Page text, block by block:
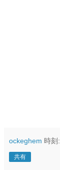
ockeghem 時刻:
共有